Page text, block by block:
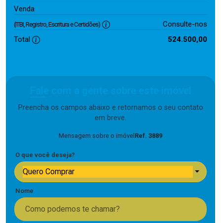
Venda
(ITBI, Registro, Escritura e Certidões)
Consulte-nos
Total
524.500,00
Preencha os campos abaixo e retornamos o seu contato
em breve.
Mensagem sobre o imóvel Ref. 3889
O que você deseja?
Quero Comprar
Nome